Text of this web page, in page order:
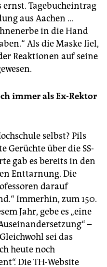
ernst. Tagebucheintrag
aus Aachen …
in die Hand
Als die Maske fiel,
Reaktionen auf seine
immer als Ex-Rektor
selbst? Pils
Gerüchte über die SS-
gab es bereits in den
Enttarnung. Die
darauf
Immerhin, zum 150.
Jahr, gebe es „eine
–
sei das
heute noch
Die TH-Website